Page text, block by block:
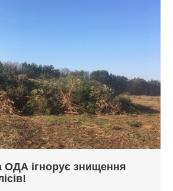
ОДА ігнорує знищення